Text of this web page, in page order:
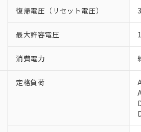
復帰電圧（リセット電圧）
最大許容電圧
消費電力
定格負荷